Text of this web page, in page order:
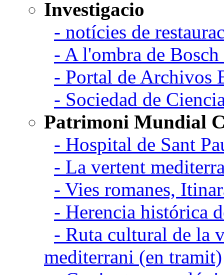
Investigacio
- notícies de
- A l'ombra de
- Portal de Archivos
- Sociedad de
Patrimoni Mundial
- Hospital de Sant
- La vertent
- Vies romanes,
- Herencia histórica
- Ruta cultural de la
mediterrani (en tramit)